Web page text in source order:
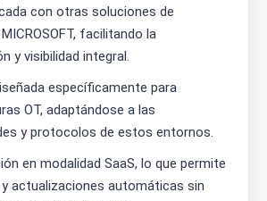
con otras soluciones de
facilitando la
y visibilidad integral.
específicamente para
OT, adaptándose a las
y protocolos de estos entornos.
en modalidad SaaS, lo que permite
y actualizaciones automáticas sin